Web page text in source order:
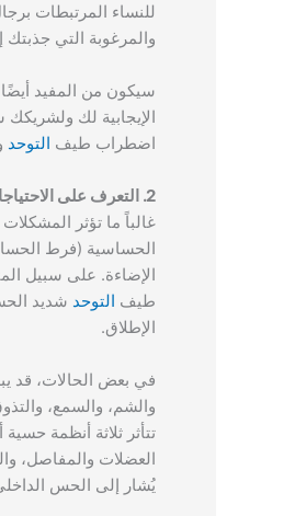
للنساء المرتبطات
والمرغوبة التي
سيكون من المفيد أيضًا
الإيجابية لك
اضطراب طيف التوحد
2. التعرف على الاحتياجات الحسية ومعالجتها (والمشاكل مع شريكك)
غالباً ما تؤثر
الحساسية (فرط
الإضاءة. على سبيل
طيف التوحد شديد
الإطلاق.
في بعض الحالات،
والشم، والسمع،
تتأثر ثلاثة أنظمة
العضلات والمفاصل،
يُشار إلى الحس الداخلي